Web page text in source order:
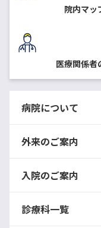
身分
国
補
1
新の
給与・勤務時間
時
勤
年
そ
土
院内マッ
医療関係者
病院について
外来のご案内
入院のご案内
診療科一覧